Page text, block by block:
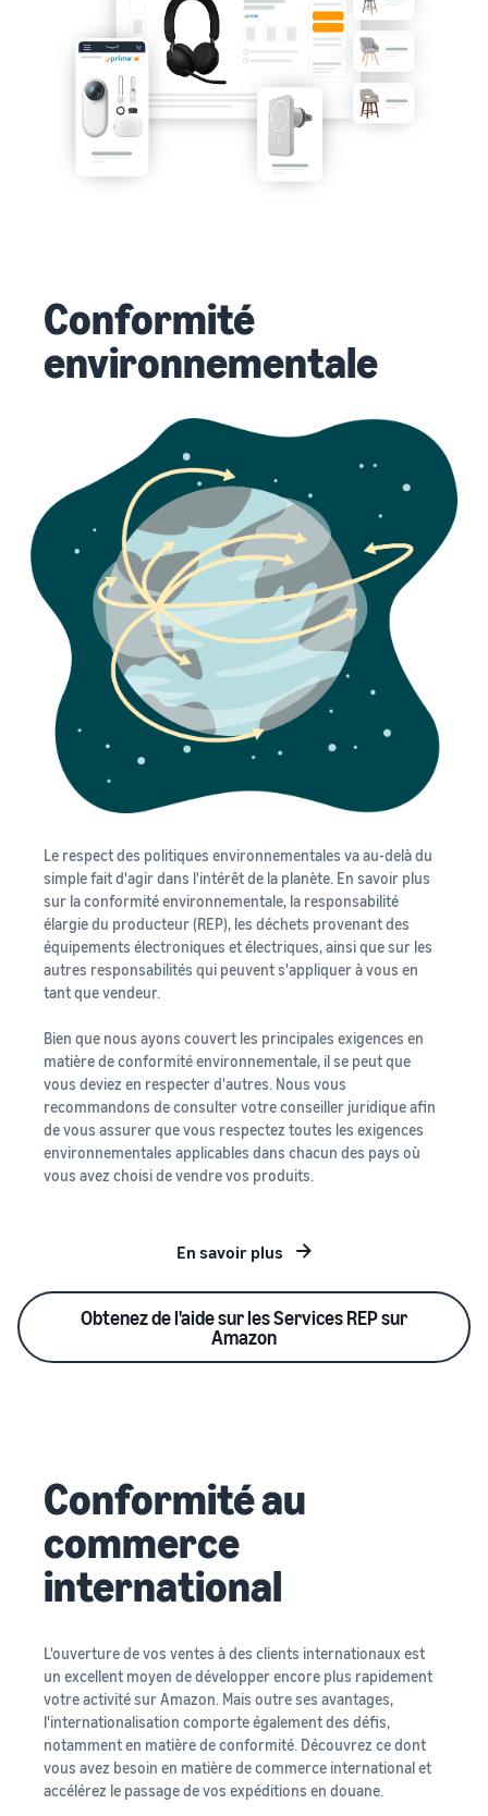
Conformité
environnementale
Le respect des politiques environnementales va au-delà du
simple fait d'agir dans l'intérêt de la planète. En savoir plus
sur la conformité environnementale, la responsabilité
élargie du producteur (REP), les déchets provenant des
équipements électroniques et électriques, ainsi que sur les
autres responsabilités qui peuvent s'appliquer à vous en
tant que vendeur.
Bien que nous ayons couvert les principales exigences en
matière de conformité environnementale, il se peut que
vous deviez en respecter d'autres. Nous vous
recommandons de consulter votre conseiller juridique afin
de vous assurer que vous respectez toutes les exigences
environnementales applicables dans chacun des pays où
vous avez choisi de vendre vos produits.
En savoir plus
Obtenez de l'aide sur les Services REP sur
Amazon
Conformité au
commerce
international
L'ouverture de vos ventes à des clients internationaux est
un excellent moyen de développer encore plus rapidement
votre activité sur Amazon. Mais outre ses avantages,
l'internationalisation comporte également des défis,
notamment en matière de conformité. Découvrez ce dont
vous avez besoin en matière de commerce international et
accélérez le passage de vos expéditions en douane.